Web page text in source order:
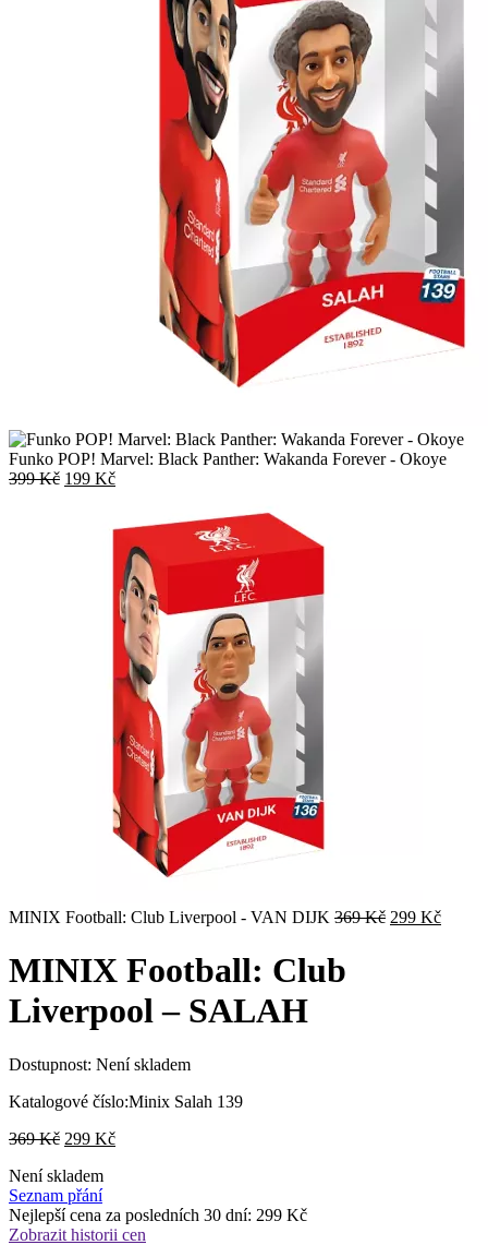
Funko POP! Marvel: Black Panther: Wakanda Forever - Okoye
399Kč Původní
399 Kč.
199 KčAktuální
199 Kč.
MINIX Football: Club Liverpool - VAN DIJK 369Kč Původní
299 Kč
MINIX Football: Club
Liverpool – SALAH
Dostupnost: Není skladem
Katalogové číslo:Minix Salah 139
369Kč Původní
byla:
369 Kč.
299 KčAktuální
Není skladem
Seznam přání
Nejlepší cena za posledních 30 dní: 299 Kč
Zobrazit historii cen